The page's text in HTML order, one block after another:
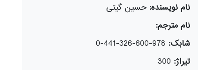
نام نویسنده:حسین گیتی
نام مترجم:
شابک: 978-600-326-441-0
تیراژ: 300